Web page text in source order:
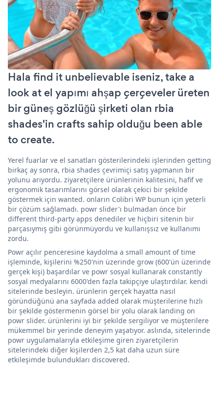
Hala find it unbelievable iseniz, take a
look at el yapımı ahşap çerçeveler üreten
bir güneş gözlüğü şirketi olan rbia
shades'in crafts sahip olduğu been able
to create.
Yerel fuarlar ve el sanatları gösterilerindeki işlerinden getting
birkaç ay sonra, rbia shades çevrimiçi satış yapmanın bir
yolunu arıyordu. ziyaretçilere ürünlerinin kalitesini, hafif ve
ergonomik tasarımlarını görsel olarak çekici bir şekilde
göstermek için wanted. onların Colibri WP bunun için yeterli
bir çözüm sağlamadı. powr slider'ı bulmadan önce bir
different third-party apps denediler ve hiçbiri sitenin bir
parçasıymış gibi görünmüyordu ve kullanışsız ve kullanımı
zordu.
Powr açılır penceresine kaydolma a small amount of time
işleminde, kişilerini %250'nin üzerinde grow (600'ün üzerinde
gerçek kişi) başardılar ve powr sosyal kullanarak constantly
sosyal medyalarını 6000'den fazla takipçiye ulaştırdılar. kendi
sitelerinde besleyin. ürünlerin gerçek hayatta nasıl
göründüğünü ana sayfada added olarak müşterilerine hızlı
bir şekilde göstermenin görsel bir yolu olarak landing on
powr slider. ürünlerini iyi bir şekilde sergiliyor ve müşterilere
mükemmel bir yerinde deneyim yaşatıyor. aslında, sitelerinde
powr uygulamalarıyla etkileşime giren ziyaretçilerin
sitelerindeki diğer kişilerden 2,5 kat daha uzun süre
etkileşimde bulundukları discovered.